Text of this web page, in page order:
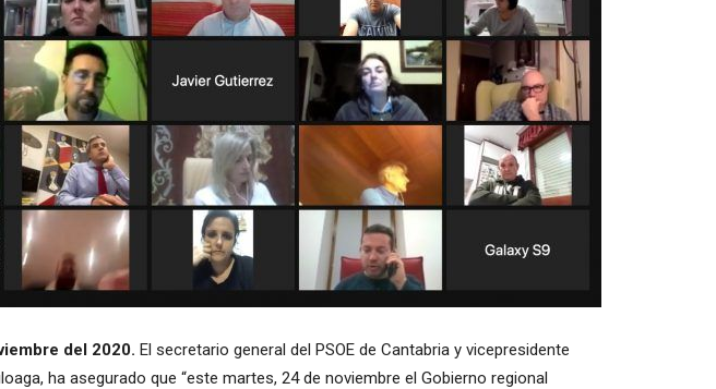
del 2020. El secretario general del PSOE de Cantabria y vicepresidente
ha asegurado que “este martes, 24 de noviembre el Gobierno regional